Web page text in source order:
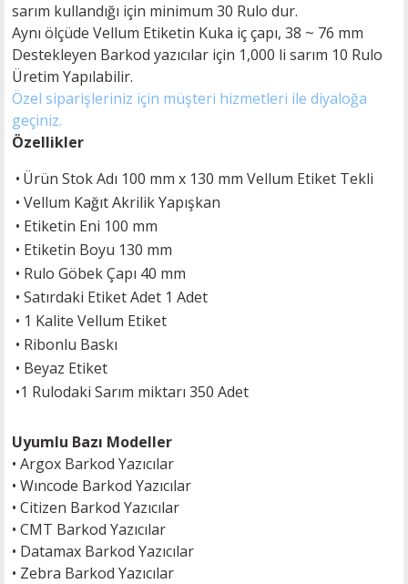
sarım kullandığı için minimum 30 Rulo dur.
Aynı ölçüde Vellum Etiketin Kuka iç çapı, 38 ~ 76 mm
Destekleyen Barkod yazıcılar için 1,000 li sarım 10 Rulo
Üretim Yapılabilir.
Özel siparişleriniz için müşteri hizmetleri ile diyaloğa
geçiniz.
Özellikler
• Ürün Stok Adı 100 mm x 130 mm Vellum Etiket Tekli
• Vellum Kağıt Akrilik Yapışkan
• Etiketin Eni 100 mm
• Etiketin Boyu 130 mm
• Rulo Göbek Çapı 40 mm
• Satırdaki Etiket Adet 1 Adet
• 1 Kalite Vellum Etiket
• Ribonlu Baskı
• Beyaz Etiket
•1 Rulodaki Sarım miktarı 350 Adet
Uyumlu Bazı Modeller
• Argox Barkod Yazıcılar
• Wıncode Barkod Yazıcılar
• Citizen Barkod Yazıcılar
• CMT Barkod Yazıcılar
• Datamax Barkod Yazıcılar
• Zebra Barkod Yazıcılar